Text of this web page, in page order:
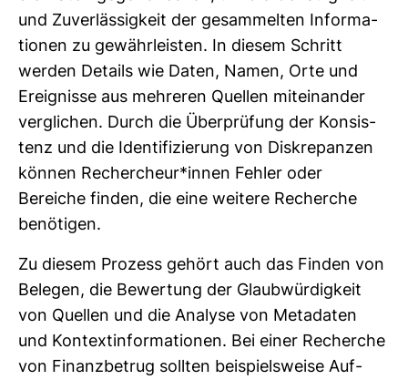
und Zuver­läs­sig­keit der gesam­melten Infor­ma­
tionen zu gewähr­leisten. In diesem Schritt
werden Details wie Daten, Namen, Orte und
Ereig­nisse aus meh­reren Quellen mit­ein­ander
ver­gli­chen. Durch die Über­prü­fung der Kon­sis­
tenz und die Iden­ti­fi­zie­rung von Dis­kre­panzen
können Recher­cheur*innen Fehler oder
Bereiche finden, die eine wei­tere Recherche
benö­tigen.
Zu diesem Pro­zess gehört auch das Finden von
Belegen, die Bewer­tung der Glaub­wür­dig­keit
von Quellen und die Ana­lyse von Meta­daten
und Kon­text­in­for­ma­tionen. Bei einer Recherche
von Finanz­be­trug sollten bei­spiels­weise Auf­